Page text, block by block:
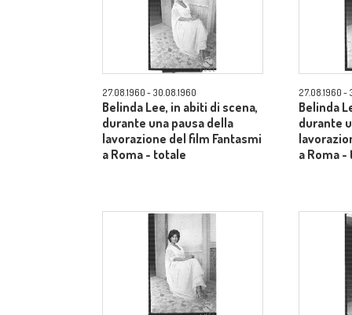
27.08.1960 - 30.08.1960
Belinda Lee, in abiti di scena,
durante una pausa della
lavorazione del film Fantasmi
a Roma - totale
27.08.1960 -
Belinda
durante
a Roma